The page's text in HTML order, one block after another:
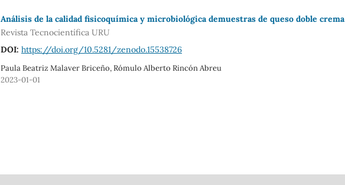
Análisis de la calidad fisicoquímica y microbiológica demuestras de queso doble crema
Revista Tecnocientífica URU
DOI: https://doi.org/10.5281/zenodo.15538726
Paula Beatriz Malaver Briceño, Rómulo Alberto Rincón Abreu
2023-01-01